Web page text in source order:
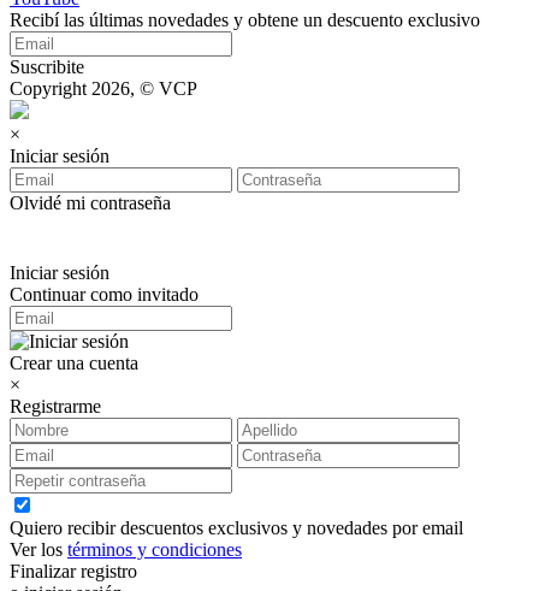
Recibí las últimas novedades y obtene un descuento exclusivo
Suscribite
Copyright 2026, © VCP
×
Iniciar sesión
Olvidé mi contraseña
Iniciar sesión
Continuar como invitado
Crear una cuenta
×
Registrarme
Quiero recibir descuentos exclusivos y novedades por email
Ver los términos y condiciones
Finalizar registro